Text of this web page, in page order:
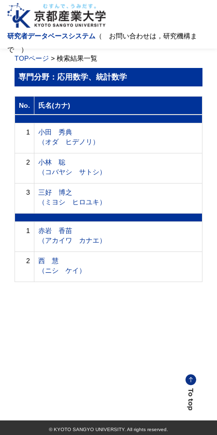
研究者データベースシステム （ お問い合わせは，研究機構ま
で ）
TOPページ > 検索結果一覧
専門分野：応用数学、統計数学
No. 氏名(カナ)
1
小田 秀典
（オダ ヒデノリ）
2
小林 聡
（コバヤシ サトシ）
3
三好 博之
（ミヨシ ヒロユキ）
1
赤岩 香苗
（アカイワ カナエ）
2
西 慧
（ニシ ケイ）
© KYOTO SANGYO UNIVERSITY. All rights reserved.